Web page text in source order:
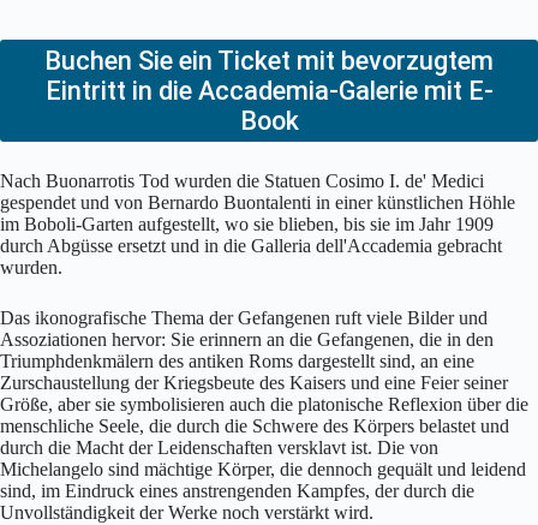
Buchen Sie ein Ticket mit bevorzugtem
Eintritt in die Accademia-Galerie mit E-
Book
Nach Buonarrotis Tod wurden die Statuen Cosimo I. de' Medici
gespendet und von Bernardo Buontalenti in einer künstlichen Höhle
im Boboli-Garten aufgestellt, wo sie blieben, bis sie im Jahr 1909
durch Abgüsse ersetzt und in die Galleria dell'Accademia gebracht
wurden.
Das ikonografische Thema der Gefangenen ruft viele Bilder und
Assoziationen hervor: Sie erinnern an die Gefangenen, die in den
Triumphdenkmälern des antiken Roms dargestellt sind, an eine
Zurschaustellung der Kriegsbeute des Kaisers und eine Feier seiner
Größe, aber sie symbolisieren auch die platonische Reflexion über die
menschliche Seele, die durch die Schwere des Körpers belastet und
durch die Macht der Leidenschaften versklavt ist. Die von
Michelangelo sind mächtige Körper, die dennoch gequält und leidend
sind, im Eindruck eines anstrengenden Kampfes, der durch die
Unvollständigkeit der Werke noch verstärkt wird.